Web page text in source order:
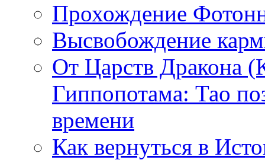
Прохождение
Высвобождение
От Царств Дракона
Гиппопотама: Тао
времени
Как вернуться в